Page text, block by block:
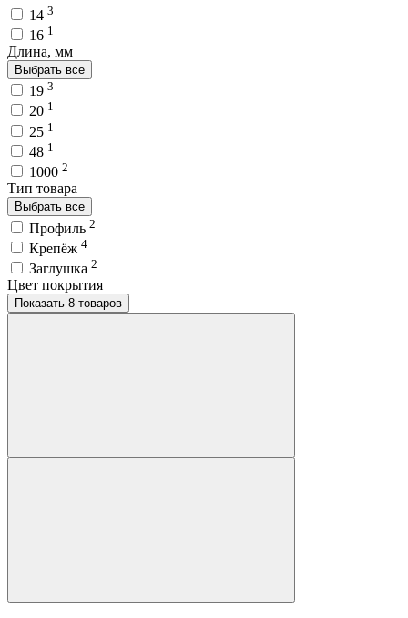
14 3
16 1
Длина, мм
Выбрать все
19 3
20 1
25 1
48 1
1000 2
Тип товара
Выбрать все
Профиль 2
Крепёж 4
Заглушка 2
Цвет покрытия
Показать 8 товаров